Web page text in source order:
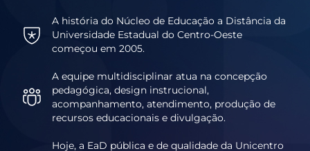
A história do Núcleo de Educação a Distância da
Universidade Estadual do Centro-Oeste
começou em 2005.
A equipe multidisciplinar atua na concepção
pedagógica, design instrucional,
acompanhamento, atendimento, produção de
recursos educacionais e divulgação.
Hoje, a EaD pública e de qualidade da Unicentro